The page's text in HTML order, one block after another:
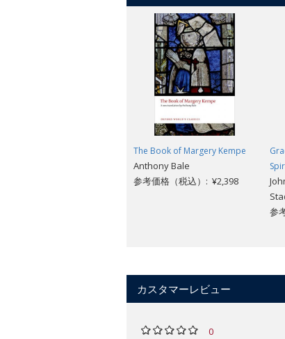
The Book of Margery Kempe
Anthony Bale
参考価格（税込）: ¥2,398
参
カスタマーレビュー
0